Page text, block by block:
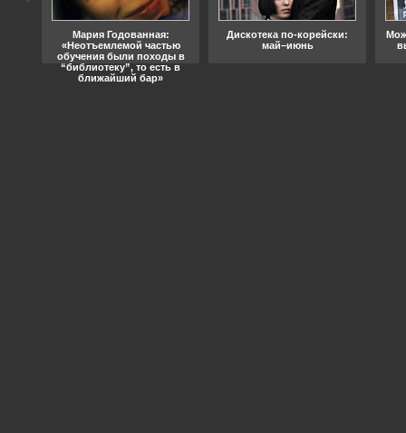
Мария Годованная:
«Неотъемлемой частью
обучения были походы в
“библиотеку”, то есть в
ближайший бар»
Дискотека по-корейски:
май–июнь